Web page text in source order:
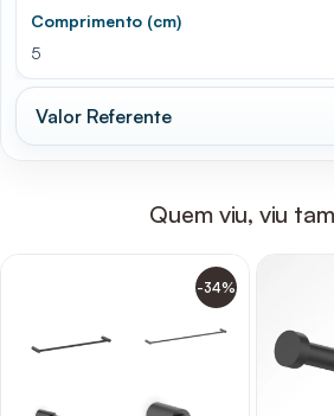
Comprimento (cm)
5
Valor Referente
Quem viu, viu
-34%